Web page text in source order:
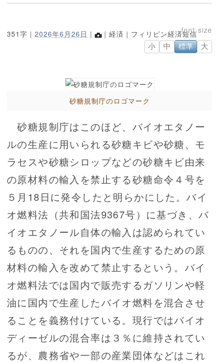
351字｜ 2026年6月26日 ｜ ｜経済｜フィリピン経済短信
小 中 標準 大
砂糖規制庁のロゴマーク
砂糖規制庁はこのほど、バイオエタノー
ルの生産に用いられる砂糖キビや砂糖、モ
ラセスや砂糖シロップなどの砂糖キビ由来
の原材料の輸入を禁止する砂糖命令４号を
５月18日に発令したと明らかにした。バイ
オ燃料法（共和国法9367号）に基づき、バ
イオエタノール自体の輸入は認められてい
るものの、それを国内で生産するための原
材料の輸入を改めて禁止するという。バイ
オ燃料法では国内で販売するガソリンや軽
油に国内で生産したバイオ燃料を混合させ
ることを義務付けている。現行ではバイオ
ディーゼルの混合率は３％に維持されてい
るが、農務省や一部の産業団体などはこれ